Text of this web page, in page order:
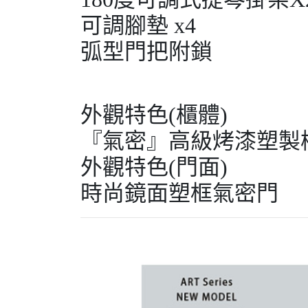
可調腳墊 x4
弧型門把附鎖
外觀特色(櫃體)
『氣密』高級烤漆塑製
外觀特色(門面)
時尚鏡面塑框氣密門